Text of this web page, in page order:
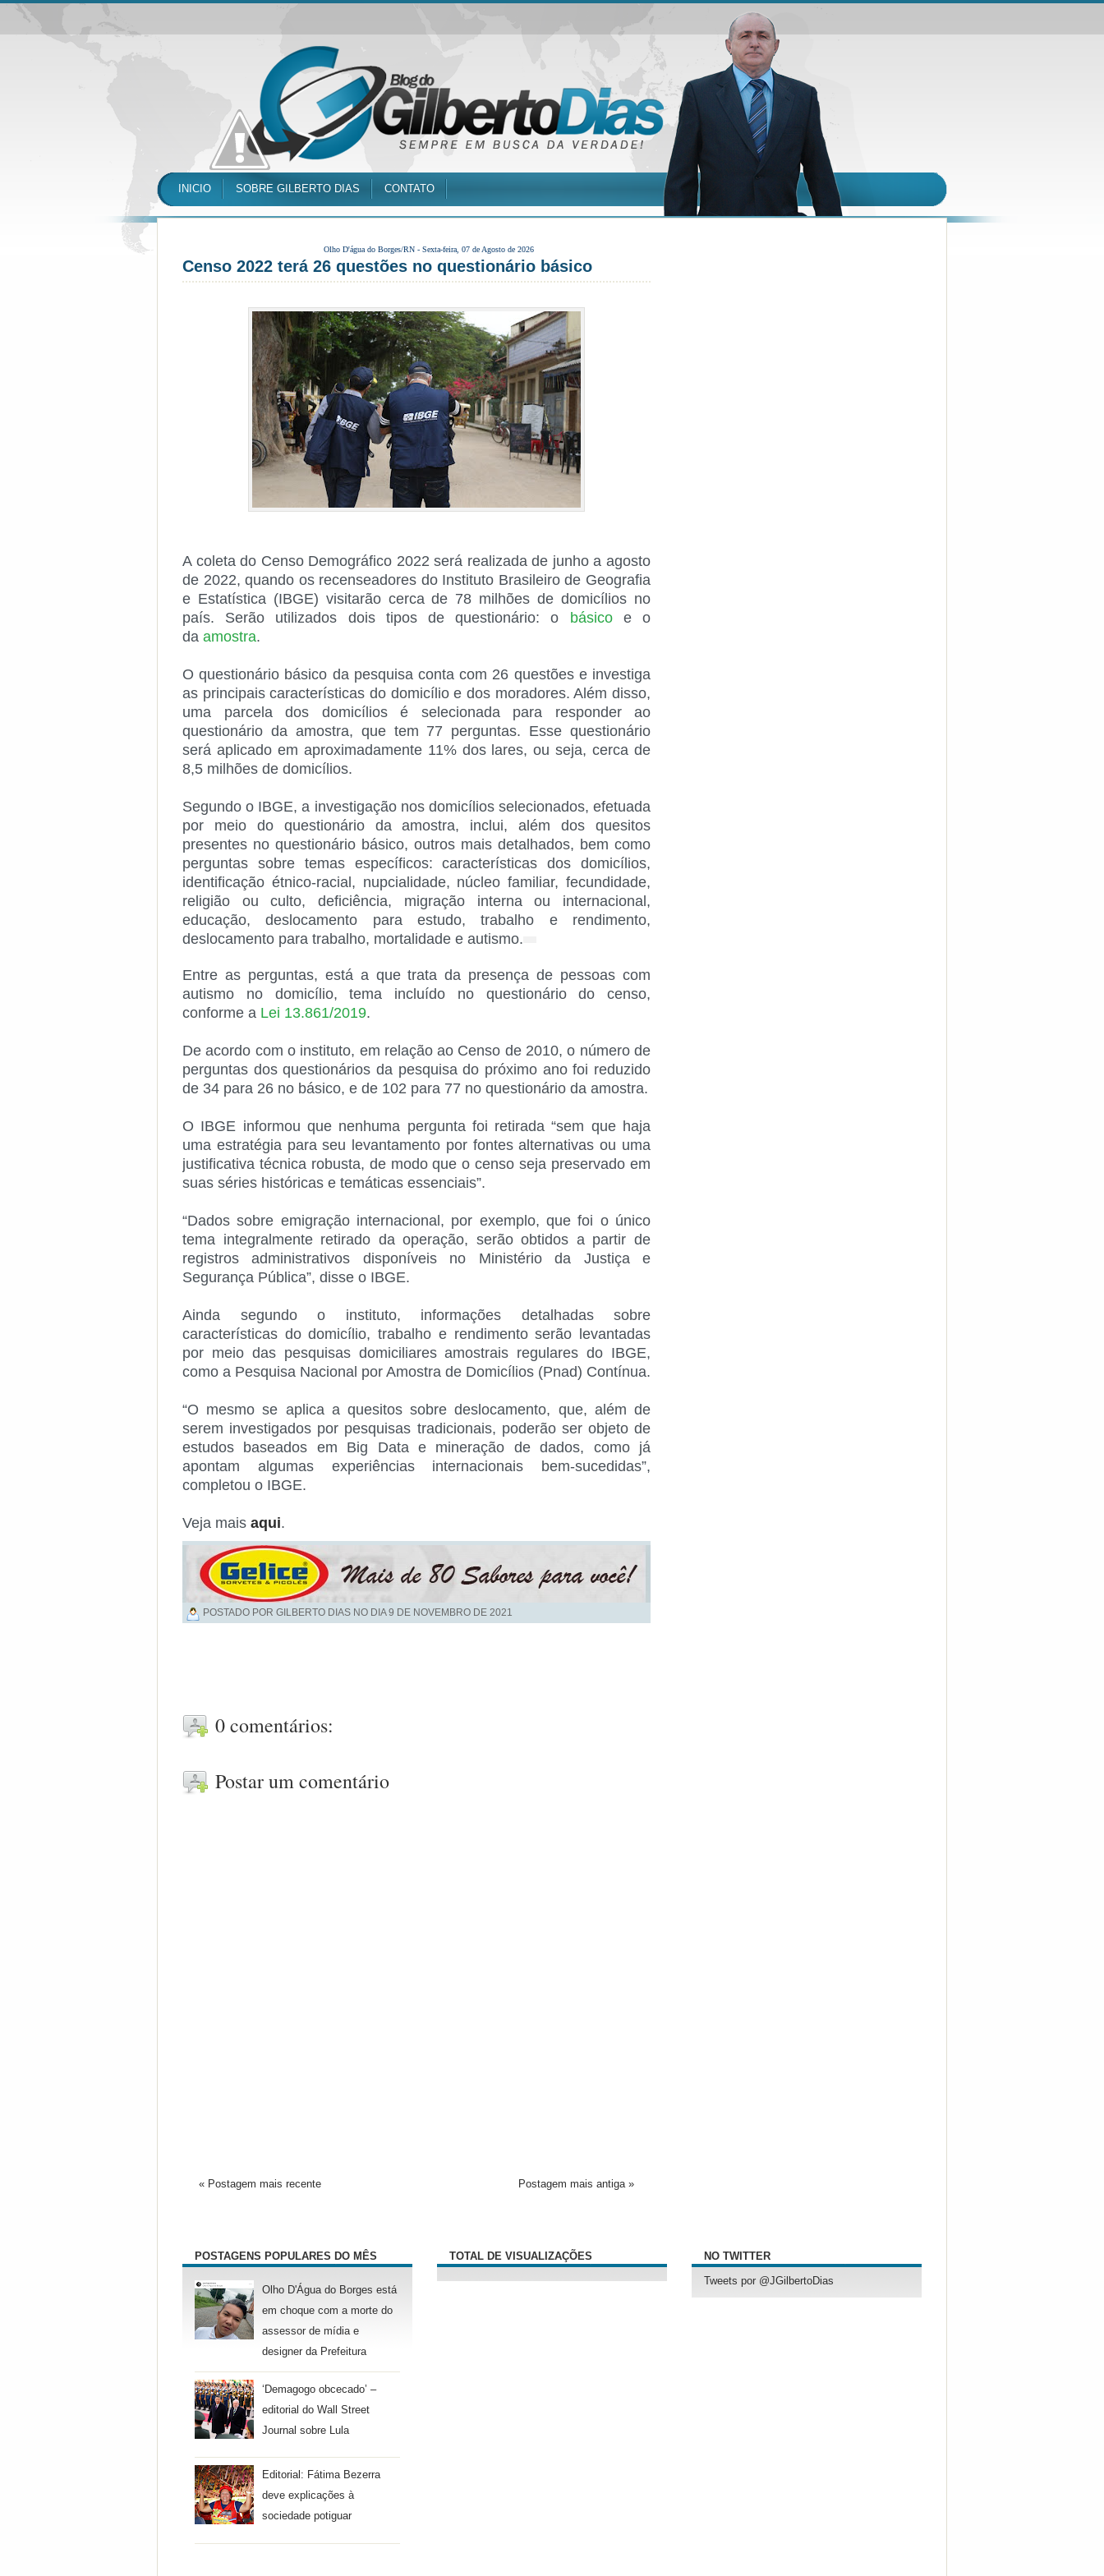
INICIO SOBRE GILBERTO DIAS CONTATO
Olho D'água do Borges/RN - Sexta-feira, 07 de Agosto de 2026
Censo 2022 terá 26 questões no questionário básico
A coleta do Censo Demográfico 2022 será realizada de junho a agosto
de 2022, quando os recenseadores do Instituto Brasileiro de Geografia
e Estatística (IBGE) visitarão cerca de 78 milhões de domicílios no
país. Serão utilizados dois tipos de questionário: o básicoe o
da amostra.
O questionário básico da pesquisa conta com 26 questões e investiga
as principais características do domicílio e dos moradores. Além disso,
uma parcela dos domicílios é selecionada para responder ao
questionário da amostra, que tem 77 perguntas. Esse questionário
será aplicado em aproximadamente 11% dos lares, ou seja, cerca de
8,5 milhões de domicílios.
Segundo o IBGE, a investigação nos domicílios selecionados, efetuada
por meio do questionário da amostra, inclui, além dos quesitos
presentes no questionário básico, outros mais detalhados, bem como
perguntas sobre temas específicos: características dos domicílios,
identificação étnico-racial, nupcialidade, núcleo familiar, fecundidade,
religião ou culto, deficiência, migração interna ou internacional,
educação, deslocamento para estudo, trabalho e rendimento,
deslocamento para trabalho, mortalidade e autismo.
Entre as perguntas, está a que trata da presença de pessoas com
autismo no domicílio, tema incluído no questionário do censo,
conforme a Lei 13.861/2019.
De acordo com o instituto, em relação ao Censo de 2010, o número de
perguntas dos questionários da pesquisa do próximo ano foi reduzido
de 34 para 26 no básico, e de 102 para 77 no questionário da amostra.
O IBGE informou que nenhuma pergunta foi retirada “sem que haja
uma estratégia para seu levantamento por fontes alternativas ou uma
justificativa técnica robusta, de modo que o censo seja preservado em
suas séries históricas e temáticas essenciais”.
“Dados sobre emigração internacional, por exemplo, que foi o único
tema integralmente retirado da operação, serão obtidos a partir de
registros administrativos disponíveis no Ministério da Justiça e
Segurança Pública”, disse o IBGE.
Ainda segundo o instituto, informações detalhadas sobre
características do domicílio, trabalho e rendimento serão levantadas
por meio das pesquisas domiciliares amostrais regulares do IBGE,
como a Pesquisa Nacional por Amostra de Domicílios (Pnad) Contínua.
“O mesmo se aplica a quesitos sobre deslocamento, que, além de
serem investigados por pesquisas tradicionais, poderão ser objeto de
estudos baseados em Big Data e mineração de dados, como já
apontam algumas experiências internacionais bem-sucedidas”,
completou o IBGE.
Veja mais aqui.
POSTADO POR GILBERTO DIAS NO DIA9 DE NOVEMBRO DE 2021
0 comentários:
Postar um comentário
« Postagem mais recente Postagem mais antiga »
POSTAGENS POPULARES DO MÊS
Olho D'Água do Borges está
em choque com a morte do
assessor de mídia e
designer da Prefeitura
‘Demagogo obcecado’ –
editorial do Wall Street
Journal sobre Lula
Editorial: Fátima Bezerra
deve explicações à
sociedade potiguar
TOTAL DE VISUALIZAÇÕES NO TWITTER
Tweets por @JGilbertoDias